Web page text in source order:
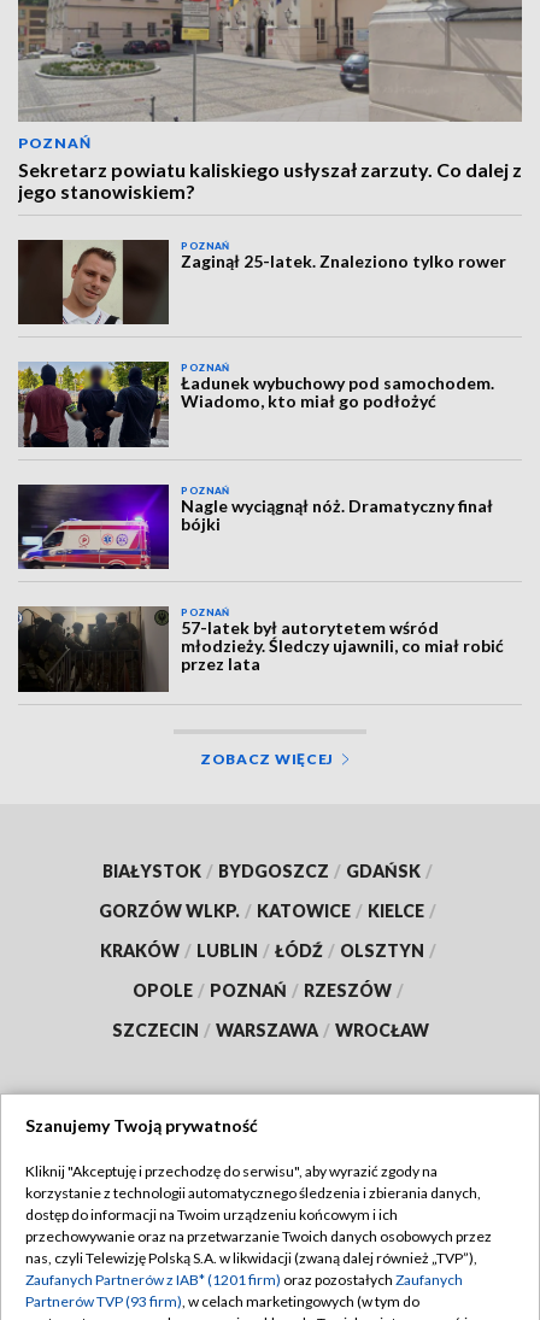
POZNAŃ
Sekretarz powiatu kaliskiego usłyszał zarzuty. Co dalej z
jego stanowiskiem?
POZNAŃ
Zaginął 25-latek. Znaleziono tylko rower
POZNAŃ
Ładunek wybuchowy pod samochodem.
Wiadomo, kto miał go podłożyć
POZNAŃ
Nagle wyciągnął nóż. Dramatyczny finał
bójki
POZNAŃ
57-latek był autorytetem wśród
młodzieży. Śledczy ujawnili, co miał robić
przez lata
ZOBACZ WIĘCEJ
BIAŁYSTOK / BYDGOSZCZ / GDAŃSK /
GORZÓW WLKP. / KATOWICE / KIELCE /
KRAKÓW / LUBLIN / ŁÓDŹ / OLSZTYN /
OPOLE / POZNAŃ / RZESZÓW /
SZCZECIN / WARSZAWA / WROCŁAW
TVP
Abonament TVP
Emisja w TVP
Centrum informacji TVP
Regulamin TVP
Polityka prywatności
Szanujemy Twoją prywatność
Kliknij "Akceptuję i przechodzę do serwisu", aby wyrazić zgody na
korzystanie z technologii automatycznego śledzenia i zbierania danych,
dostęp do informacji na Twoim urządzeniu końcowym i ich
przechowywanie oraz na przetwarzanie Twoich danych osobowych przez
nas, czyli Telewizję Polską S.A. w likwidacji (zwaną dalej również „TVP”),
Zaufanych Partnerów z IAB* (1201 firm) oraz pozostałych Zaufanych
Partnerów TVP (93 firm), w celach marketingowych (w tym do